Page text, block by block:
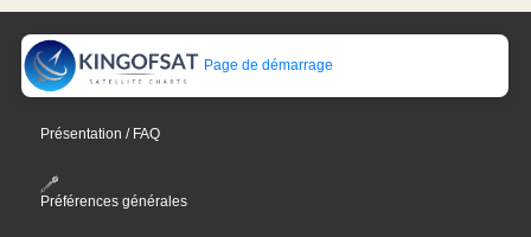
Page de démarrage
Présentation / FAQ
Préférences générales